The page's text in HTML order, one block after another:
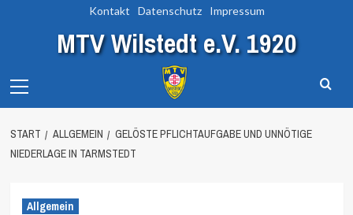
Kontakt Datenschutz Impressum
MTV Wilstedt e.V. 1920
Menu
START ALLGEMEIN
GELÖSTE PFLICHTAUFGABE UND UNNÖTIGE
NIEDERLAGE IN TARMSTEDT
Allgemein